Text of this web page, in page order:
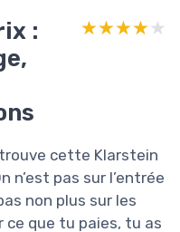
:
★★★★★
★★★★★
cette Klarstein
n’est pas sur l’entrée
non plus sur les
ce que tu paies, tu as